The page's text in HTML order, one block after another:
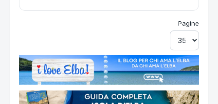
Pagine